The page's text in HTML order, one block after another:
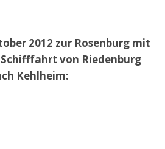
2012 zur Rosenburg mit
von Riedenburg
Kehlheim: